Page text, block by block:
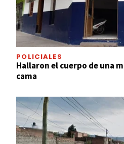
POLICIALES
Hallaron el cuerpo de una
cama